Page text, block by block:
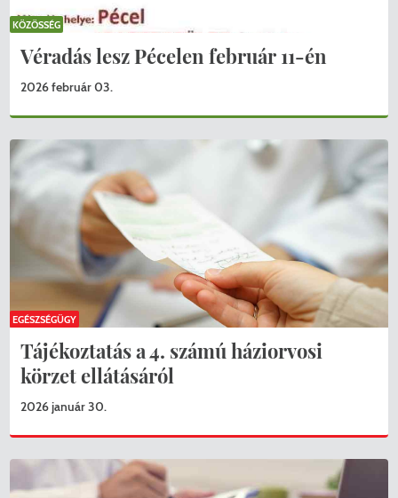
Véradás lesz Pécelen február 11-én
2026 február 03.
KÖZÖSSÉG
Tájékoztatás a 4. számú háziorvosi
körzet ellátásáról
2026 január 30.
EGÉSZSÉGÜGY